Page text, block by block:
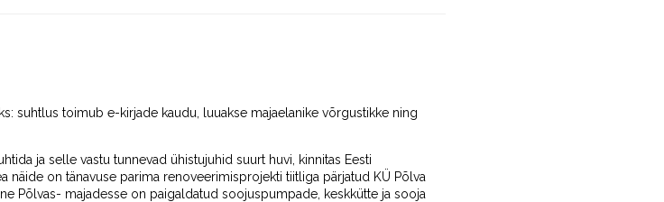
suhtlus toimub e-kirjade kaudu, luuakse majaelanike võrgustikke ning
ja selle vastu tunnevad ühistujuhid suurt huvi, kinnitas Eesti
näide on tänavuse parima renoveerimisprojekti tiitliga pärjatud KÜ Põlva
Põlvas- majadesse on paigaldatud soojuspumpade, keskkütte ja sooja